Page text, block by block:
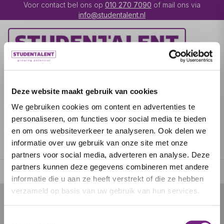
Deze website maakt gebruik van cookies
We gebruiken cookies om content en advertenties te
personaliseren, om functies voor social media te bieden
en om ons websiteverkeer te analyseren. Ook delen we
informatie over uw gebruik van onze site met onze
partners voor social media, adverteren en analyse. Deze
partners kunnen deze gegevens combineren met andere
informatie die u aan ze heeft verstrekt of die ze hebben
verzameld op basis van uw gebruik van hun services.
Voor contact bel ons op 010 270 7090 of mail ons via
info@studentalent.nl
UITZENDKRACHT
IK BEN WERKGEVER OVER STUDENTALENT
SPECIALISATIES